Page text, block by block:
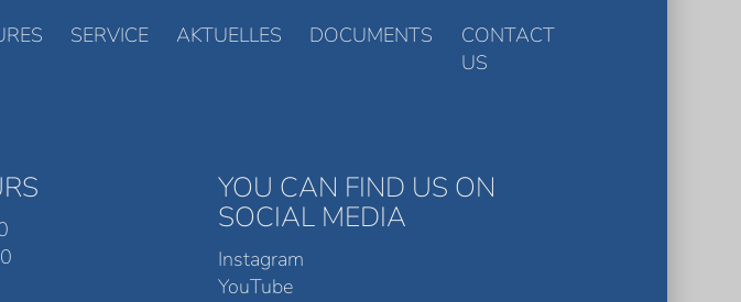
SERVICE AKTUELLES DOCUMENTS
CONTACT
US
YOU CAN FIND US ON
SOCIAL MEDIA
Instagram
YouTube